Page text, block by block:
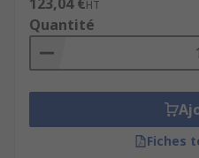
HT
Quantité
Fiches